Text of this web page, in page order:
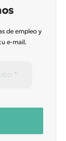
de empleo y
e-mail.